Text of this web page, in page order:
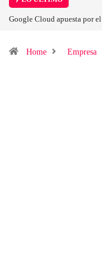
Canales para acelerar la era
Home Empresa